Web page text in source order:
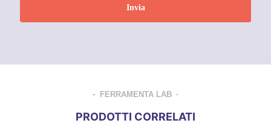
FERRAMENTA LAB
PRODOTTI CORRELATI